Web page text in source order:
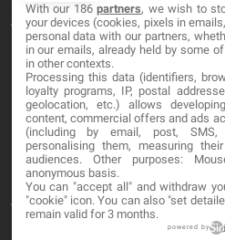
About
Blog
Contact
LEGAL
Cookies
Avviso Legale
With our 186partners, we wish to
your devices (cookies, pixels in
personal data with our partners,
in our emails, already held by some
in other contexts.
Processing this data (identifiers,
loyalty programs, IP, postal
geolocation, etc.) allows
content, commercial offers and ads
(including by email, post,
personalising them, measuring
audiences. Other purposes:
anonymous basis.
You can "accept all" and withdraw
"cookie" icon. You can also "set
remain valid for 3 months.
powered by